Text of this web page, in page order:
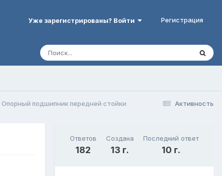
Уже зарегистрированы? Войти Регистрация
Активность
Опорный подшипник передней стойки
Ответов
182
Создана
13 г.
Последний ответ
10 г.